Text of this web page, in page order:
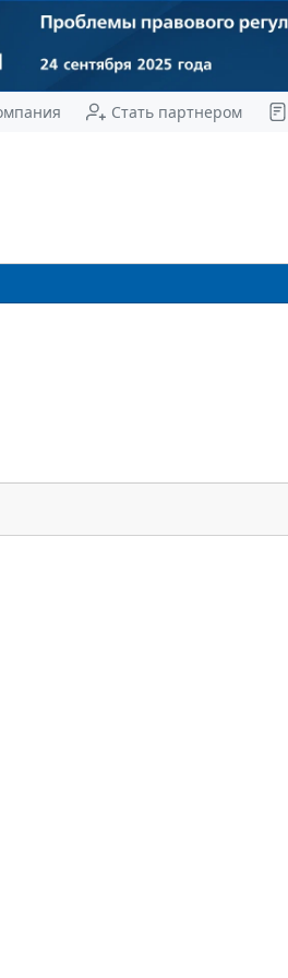
Стать партнером